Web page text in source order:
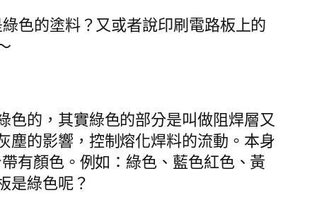
色的塗料？又或者說印刷電路板上的
色的，其實綠色的部分是叫做阻焊層又
塵的影響，控制熔化焊料的流動。本身
有顏色。例如：綠色、藍色紅色、黃
是綠色呢？